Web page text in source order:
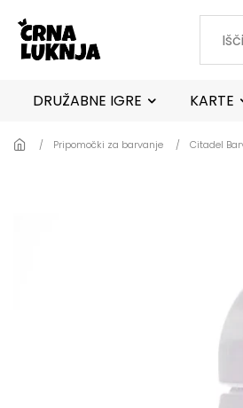
DRUŽABNE IGRE KARTE
Pripomočki za barvanje Citadel